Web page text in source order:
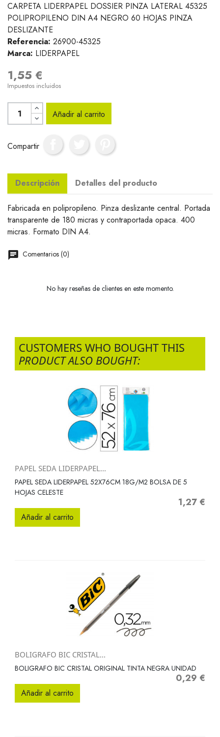
CARPETA LIDERPAPEL DOSSIER PINZA LATERAL 45325
POLIPROPILENO DIN A4 NEGRO 60 HOJAS PINZA
DESLIZANTE
Referencia: 26900-45325
Marca: LIDERPAPEL
1,55 €
Impuestos incluidos
Añadir al carrito
Compartir
Descripción Detalles del producto
Fabricada en polipropileno. Pinza deslizante central. Portada
transparente de 180 micras y contraportada opaca. 400
micras. Formato DIN A4.
Comentarios (0)
No hay reseñas de clientes en este momento.
CUSTOMERS WHO BOUGHT THIS
PRODUCT ALSO BOUGHT:
PAPEL SEDA LIDERPAPEL...
PAPEL SEDA LIDERPAPEL 52X76CM 18G/M2 BOLSA DE 5
HOJAS CELESTE
Precio
1,27 €
Añadir al carrito
BOLIGRAFO BIC CRISTAL...
BOLIGRAFO BIC CRISTAL ORIGINAL TINTA NEGRA UNIDAD
Precio
0,29 €
Añadir al carrito